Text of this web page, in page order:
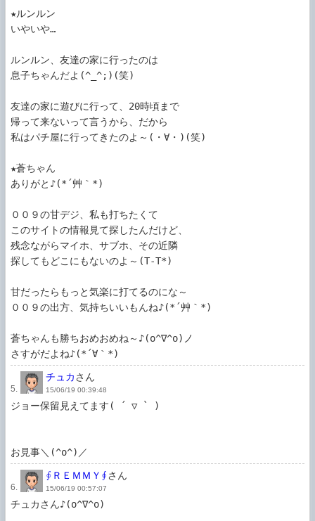
★ルンルン
いやいや…
ルンルン、友達の家に行ったのは
息子ちゃんだよ(^_^;)(笑)
友達の家に遊びに行って、20時頃まで
帰って来ないって言うから、だから
私はパチ屋に行ってきたのよ～(・∀・)(笑)
★蒼ちゃん
ありがと♪(*´艸｀*)
００９の甘デジ、私も打ちたくて
このサイトの情報見て探したんだけど、
残念ながらマイホ、サブホ、その近隣
探してもどこにもないのよ～(T-T*)
甘だったらもっと気楽に打てるのにな～
００９の出方、気持ちいいもんね♪(*´艸｀*)
蒼ちゃんも勝ちおめおめね～♪(o^∇^o)ノ
さすがだよね♪(*´∀｀*)
5.
チュカさん
15/06/19 00:39:48
ジョー保留見えてます( ´ ▽ ` )
お見事＼(^o^)／
6.
∮ＲＥＭＭＹ∮さん
15/06/19 00:57:07
チュカさん♪(o^∇^o)